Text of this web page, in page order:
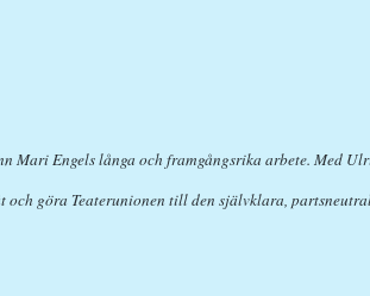
Engels långa och framgångsrika arbete. Med
göra Teaterunionen till den självklara,